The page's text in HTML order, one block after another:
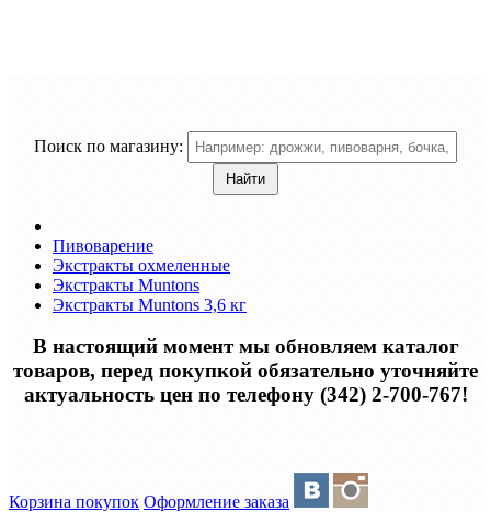
Поиск по магазину:
Пивоварение
Экстракты охмеленные
Экстракты Muntons
Экстракты Muntons 3,6 кг
В настоящий момент мы обновляем каталог
товаров, перед покупкой обязательно уточняйте
актуальность цен по телефону (342) 2-700-767!
Корзина покупок Оформление заказа